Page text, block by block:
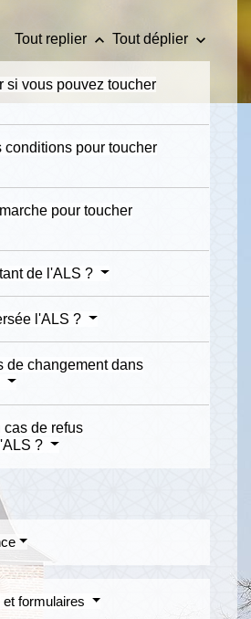
Tout replier keyboard_arrow_up Tout déplier keyboard_arrow_down
si vous pouvez toucher
conditions pour toucher
pour toucher
de l'ALS ?
l'ALS ?
de changement dans
cas de refus
?
formulaires